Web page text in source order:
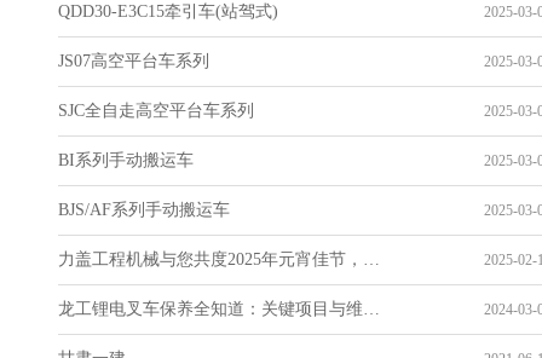
QDD30-E3C15牵引车(站驾式) 2025-03-
JS07高空平台车系列 2025-03-
SJC全自走高空平台车系列 2025-03-
BI系列手动搬运车 2025-03-
BJS/AF系列手动搬运车 2025-03-
力盖工程机械与您共度2025年元宵佳节，点亮新春希望 2025-02-
龙工锂电叉车保养全知道：关键项目与维护技巧 2024-03-